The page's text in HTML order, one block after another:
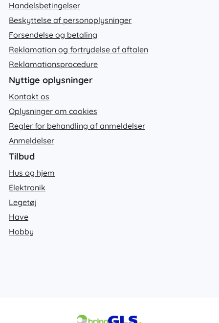
Handelsbetingelser
Beskyttelse af personoplysninger
Forsendelse og betaling
Reklamation og fortrydelse af aftalen
Reklamationsprocedure
Nyttige oplysninger
Kontakt os
Oplysninger om cookies
Regler for behandling af anmeldelser
Anmeldelser
Tilbud
Hus og hjem
Elektronik
Legetøj
Have
Hobby